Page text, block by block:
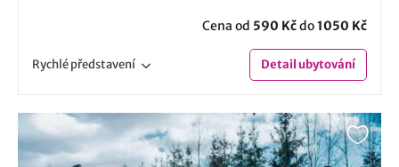
Cena od 590 Kčdo1050 Kč
Rychlépředstavení Detailubytování